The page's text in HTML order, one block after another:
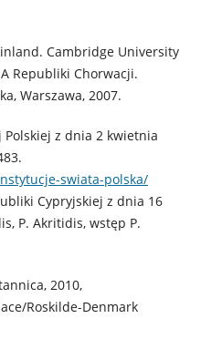
Cambridge University
Republiki Chorwacji.
Warszawa, 2007.
Polskiej z dnia 2 kwietnia
swiata-polska/
Cypryjskiej z dnia 16
P. Akritidis, wstęp P.
2010,
Roskilde-Denmark